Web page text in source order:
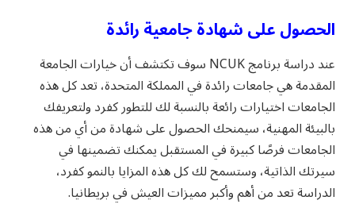
الحصول على شهادة جامعية رائدة
عند دراسة برنامج NCUK سوف تكتشف أن خيارات الجامعة
المقدمة هي جامعات رائدة في المملكة المتحدة، تعد كل هذه
الجامعات اختيارات رائعة بالنسبة لك للتطور كفرد ولتعريفك
بالبيئة المهنية، سيمنحك الحصول على شهادة من أي من هذه
الجامعات فرصًا كبيرة في المستقبل يمكنك تضمينها في
سيرتك الذاتية، وستسمح لك كل هذه المزايا بالنمو كفرد،
الدراسة تعد من أهم وأكبر مميزات العيش في بريطانيا.